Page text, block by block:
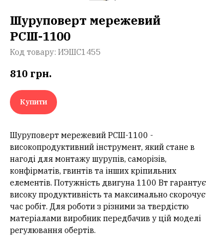
Шуруповерт мережевий
РСШ-1100
Код товару: ИЭШС1455
810 грн.
Купити
Шуруповерт мережевий РСШ-1100 -
високопродуктивний інструмент, який стане в
нагоді для монтажу шурупів, саморізів,
конфірматів, гвинтів та інших кріпильних
елементів. Потужність двигуна 1100 Вт гарантує
високу продуктивність та максимально скорочує
час робіт. Для роботи з різними за твердістю
матеріалами виробник передбачив у цій моделі
регулювання обертів.